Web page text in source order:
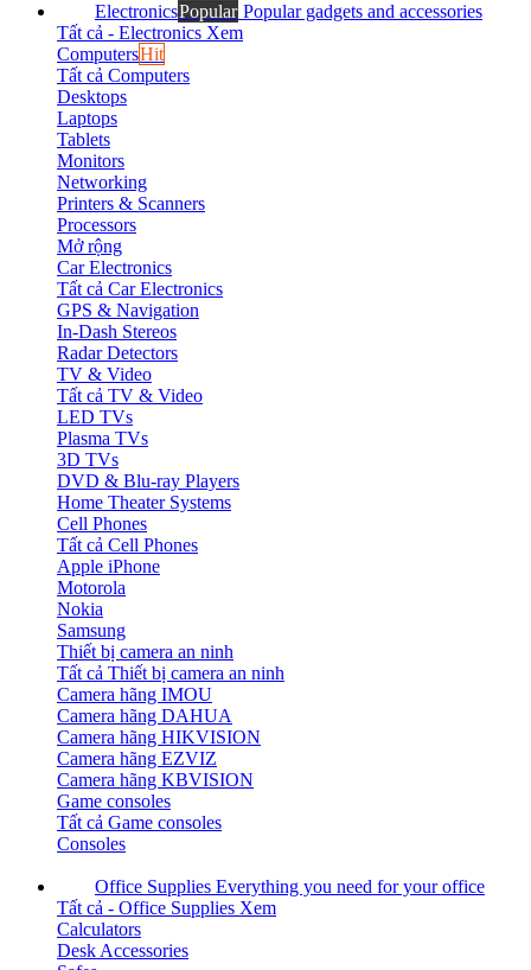
ElectronicsPopular Popular gadgets and accessories
Tất cả - Electronics Xem
ComputersHit
Tất cả Computers
Desktops
Laptops
Tablets
Monitors
Networking
Printers & Scanners
Processors
Mở rộng
Car Electronics
Tất cả Car Electronics
GPS & Navigation
In-Dash Stereos
Radar Detectors
TV & Video
Tất cả TV & Video
LED TVs
Plasma TVs
3D TVs
DVD & Blu-ray Players
Home Theater Systems
Cell Phones
Tất cả Cell Phones
Apple iPhone
Motorola
Nokia
Samsung
Thiết bị camera an ninh
Tất cả Thiết bị camera an ninh
Camera hãng IMOU
Camera hãng DAHUA
Camera hãng HIKVISION
Camera hãng EZVIZ
Camera hãng KBVISION
Game consoles
Tất cả Game consoles
Consoles
Office Supplies Everything you need for your office
Tất cả - Office Supplies Xem
Calculators
Desk Accessories